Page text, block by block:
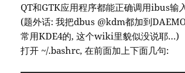
QT和GTK应用程序都能正确调用ibus输
(题外话: 我把dbus @kdm都加到
常用KDE4的, 这个wiki里貌似没说耶…)
打开 ~/.bashrc, 在前面加上下面几句: